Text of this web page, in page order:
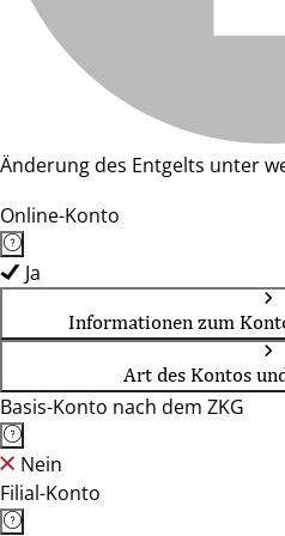
Änderung des Entgelts unter
Online-Konto
Ja
Informationen zum
Art des Kontos
Basis-Konto nach dem ZKG
Nein
Filial-Konto